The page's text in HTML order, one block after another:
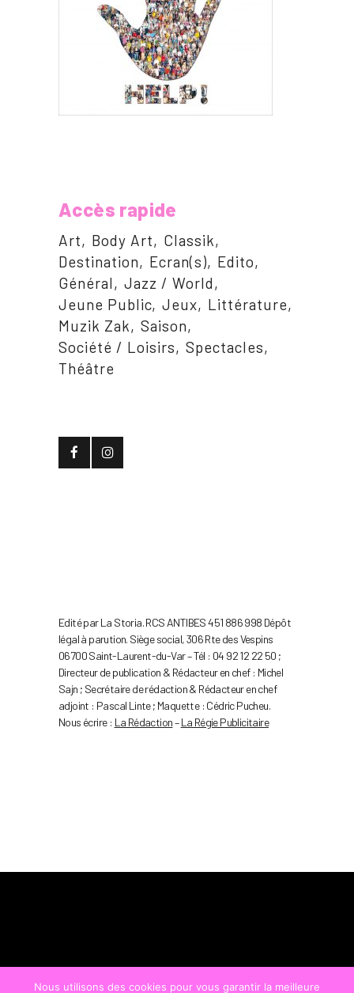
Accès rapide
Art Body Art
Classik
Destination
Ecran(s)
Edito
Général
Jazz / World
Jeune Public Jeux
Littérature
Muzik Zak
Saison
Société / Loisirs
Spectacles
Théâtre
Edité par La Storia. RCS ANTIBES 451 886 998 Dépôt
légal à parution. Siège social, 306 Rte des Vespins
06700 Saint-Laurent-du-Var – Tél : 04 92 12 22 50 ;
Directeur de publication & Rédacteur en chef : Michel
Sajn ; Secrétaire de rédaction & Rédacteur en chef
adjoint : Pascal Linte ; Maquette : Cédric Pucheu.
Nous écrire : La Rédaction–La Régie Publicitaire
Nous utilisons des cookies pour vous garantir la meilleure